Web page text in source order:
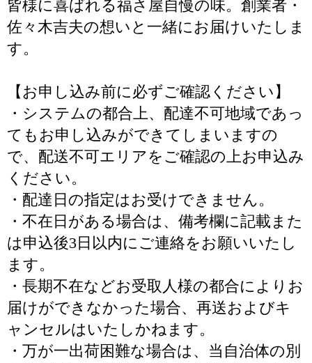
皆様に喜ばれる福さ屋自慢の味。創業者・
佐々木吉夫の想いと一緒にお届けいたしま
す。
【お申し込み前に必ずご確認ください】
・システムの都合上、配達不可地域であっ
てもお申し込みができてしまいますの
で、配送不可エリアをご確認の上お申込み
ください。
・配達日の指定はお受けできません。
・不在日がある場合は、備考欄に記載また
は申込後3日以内にご連絡をお願いいたし
ます。
・長期不在などお受取人様の都合によりお
届けができなかった場合、再送およびキ
ャンセルはいたしかねます。
・万が一出荷困難な場合は、当自治体の別